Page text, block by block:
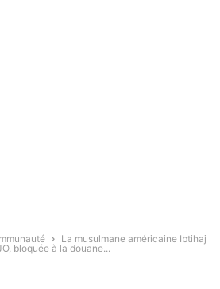
La musulmane américaine Ibtihaj
bloquée à la douane...